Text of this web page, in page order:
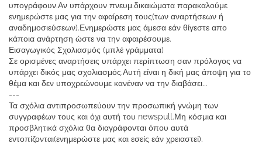
υπογράφουν.Αν υπάρχουν πνευμ.δικαιώματα παρακαλούμε
ενημερώστε μας για την αφαίρεση τους(των αναρτήσεων ή
αναδημοσιεύσεων).Ενημερώστε μας άμεσα εάν θίγεστε απο
κάποια ανάρτηση ώστε να την αφαιρέσουμε.
Εισαγωγικός Σχολιασμός (μπλέ γράμματα)
Σε ορισμένες αναρτήσεις υπάρχει περίπτωση σαν πρόλογος να
υπάρχει δικός μας σχολιασμός.Αυτή είναι η δική μας άποψη για το
θέμα και δεν υποχρεώνουμε κανέναν να την διαβάσει...
---
Τα σχόλια αντιπροσωπεύουν την προσωπική γνώμη των
συγγραφέων τους και όχι αυτή του newspull.Μη κόσμια και
προσβλητικά σχόλια θα διαγράφονται όπου αυτά
εντοπίζονται(ενημερώστε μας και εσείς εάν χρειαστεί).